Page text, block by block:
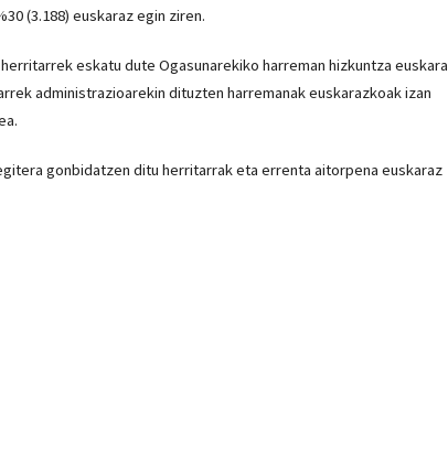
(3.188) euskaraz egin ziren.
eskatu dute Ogasunarekiko harreman hizkuntza euskara
administrazioarekin dituzten harremanak euskarazkoak izan
gonbidatzen ditu herritarrak eta errenta aitorpena euskaraz